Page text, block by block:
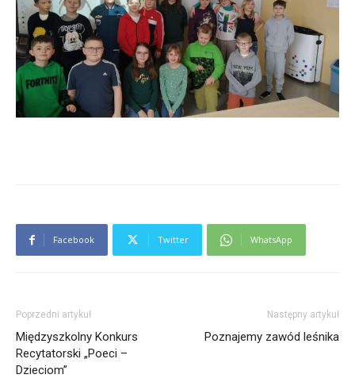
Facebook Twitter WhatsApp
Poprzedni artykuł
Międzyszkolny Konkurs
Recytatorski „Poeci –
Dzieciom”
Następny artykuł
Poznajemy zawód leśnika